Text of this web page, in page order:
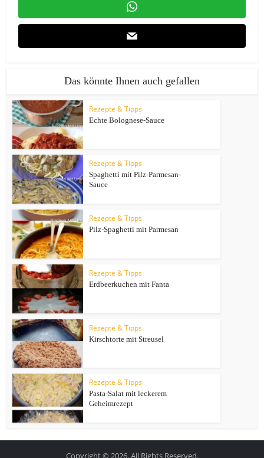
Das könnte Ihnen auch gefallen
Rezepte & Tipps
Echte Bolognese-Sauce
Rezepte & Tipps
Spaghetti mit Pilz-Parmesan-
Sauce
Rezepte & Tipps
Pilz-Spaghetti mit Parmesan
Rezepte & Tipps
Erdbeerkuchen mit Fanta
Rezepte & Tipps
Kirschtorte mit Streusel
Rezepte & Tipps
Pasta-Salat mit leckerem
Geheimrezept
Copyright © 2026. All Rights Reserved.